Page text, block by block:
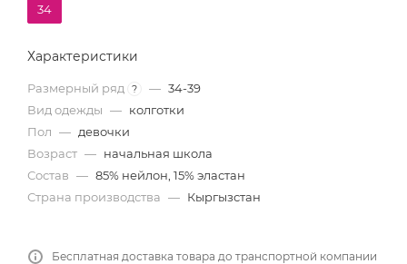
34
Характеристики
Размерный ряд ? — 34-39
Вид одежды — колготки
Пол — девочки
Возраст — начальная школа
Состав — 85% нейлон, 15% эластан
Страна производства — Кыргызстан
Бесплатная доставка товара до транспортной компании